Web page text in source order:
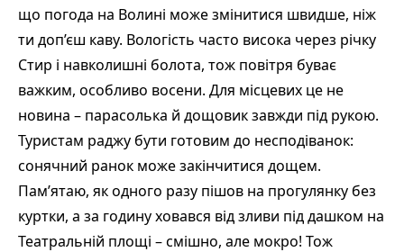
що погода на Волині може змінитися швидше, ніж
ти доп’єш каву. Вологість часто висока через річку
Стир і навколишні болота, тож повітря буває
важким, особливо восени. Для місцевих це не
новина – парасолька й дощовик завжди під рукою.
Туристам раджу бути готовим до несподіванок:
сонячний ранок може закінчитися дощем.
Пам’ятаю, як одного разу пішов на прогулянку без
куртки, а за годину ховався від зливи під дашком на
Театральній площі – смішно, але мокро! Тож